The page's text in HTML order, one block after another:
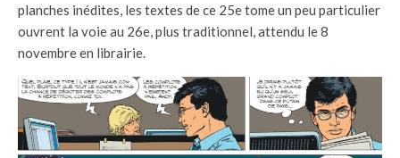
planches inédites, les textes de ce 25e tome un peu particulier
ouvrent la voie au 26e, plus traditionnel, attendu le 8
novembre en librairie.